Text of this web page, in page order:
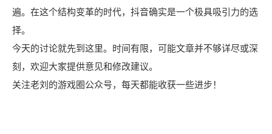
遍。在这个结构变革的时代，抖音确实是一个极具吸引力的选
择。
今天的讨论就先到这里。时间有限，可能文章并不够详尽或深
刻，欢迎大家提供意见和修改建议。
关注老刘的游戏圈公众号，每天都能收获一些进步！